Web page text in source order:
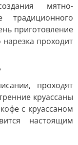
мятно-
приготовление
проходит
проходят
круассаны
с круассаном
настоящим